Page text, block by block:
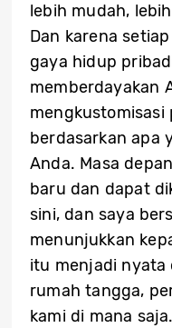
lebih mudah,
Dan karena
gaya hidup
memberdayakan
mengkustomisasi
berdasarkan apa
Anda. Masa
baru dan dapat
sini, dan saya
menunjukkan
itu menjadi nyata
rumah tangga,
kami di mana saja.